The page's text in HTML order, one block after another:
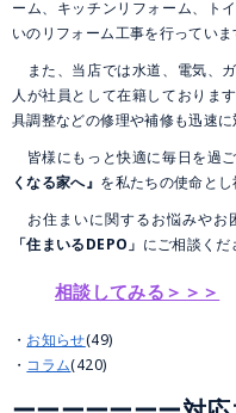
ーム、キッチンリフォーム、ト
いのリフォーム工事を行っていま
また、当店では水道、電気、
人が社員として在籍しておりま
具調整などの修理や補修も迅速に
皆様にもっと快適に毎日を過ご
くなる家へ』 を私たちの使命とし
お住まいに関するお悩みやお
「住まいるDEPO」 にご相談くだ
相談してみる＞＞＞
お知らせ(49)
コラム(420)